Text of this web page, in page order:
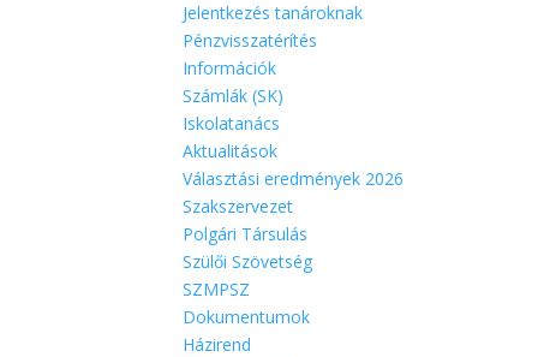
Jelentkezés tanároknak
Pénzvisszatérítés
Információk
Számlák (SK)
Iskolatanács
Aktualitások
Választási eredmények 2026
Szakszervezet
Polgári Társulás
Szülői Szövetség
SZMPSZ
Dokumentumok
Házirend